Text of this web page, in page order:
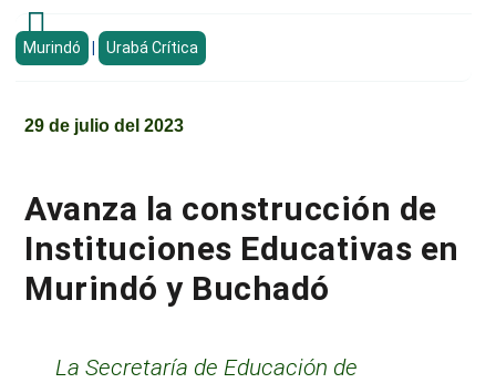

Murindó Urabá Crítica
29 de julio del 2023
Avanza la construcción de
Instituciones Educativas en
Murindó y Buchadó
La Secretaría de Educación de